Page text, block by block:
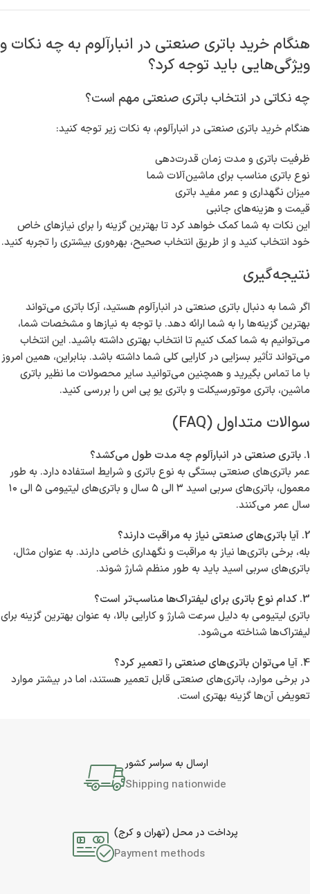
هنگام خرید باتری صنعتی در انبارآلوم به چه نکات و
ویژگی‌هایی باید توجه کرد؟
چه نکاتی در انتخاب باتری صنعتی مهم است؟
هنگام خرید باتری صنعتی در انبارآلوم، به نکات زیر توجه کنید:
ظرفیت باتری و مدت زمان قدرت‌دهی
نوع باتری مناسب برای ماشین‌آلات شما
میزان نگهداری و عمر مفید باتری
قیمت و هزینه‌های جانبی
این نکات به شما کمک خواهد کرد تا بهترین گزینه را برای نیازهای خاص
خود انتخاب کنید و از طریق انتخاب صحیح، بهره‌وری بیشتری را تجربه کنید.
نتیجه‌گیری
اگر شما به دنبال باتری صنعتی در انبارآلوم هستید، آرکا باتری می‌تواند
بهترین گزینه‌ها را به شما ارائه دهد. با توجه به نیازها و مشخصات شما،
می‌توانیم به شما کمک کنیم تا انتخاب بهتری داشته باشید. این انتخاب
می‌تواند تأثیر بسزایی در کارایی کلی شما داشته باشد. بنابراین، همین امروز
با ما تماس بگیرید و همچنین می‌توانید سایر محصولات ما نظیر باتری
ماشین، باتری موتورسیکلت و باتری یو پی اس را بررسی کنید.
سوالات متداول (FAQ)
1. باتری صنعتی در انبارآلوم چه مدت طول می‌کشد؟
عمر باتری‌های صنعتی بستگی به نوع باتری و شرایط استفاده دارد. به طور
معمول، باتری‌های سربی اسید ۳ الی ۵ سال و باتری‌های لیتیومی ۵ الی ۱۰
سال عمر می‌کنند.
2. آیا باتری‌های صنعتی نیاز به مراقبت دارند؟
بله، برخی باتری‌ها نیاز به مراقبت و نگهداری خاصی دارند. به عنوان مثال،
باتری‌های سربی اسید باید به طور منظم شارژ شوند.
3. کدام نوع باتری برای لیفتراک‌ها مناسب‌تر است؟
باتری لیتیومی به دلیل سرعت شارژ و کارایی بالا، به عنوان بهترین گزینه برای
لیفتراک‌ها شناخته می‌شود.
4. آیا می‌توان باتری‌های صنعتی را تعمیر کرد؟
در برخی موارد، باتری‌های صنعتی قابل تعمیر هستند، اما در بیشتر موارد
تعویض آن‌ها گزینه بهتری است.
ارسال به سراسر کشور
Shipping nationwide
پرداخت در محل (تهران و کرج)
Payment methods